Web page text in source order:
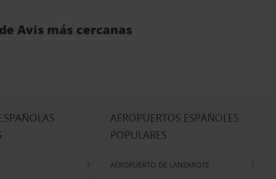
Avis más cercanas
AEROPUERTOS ESPAÑOLES
POPULARES
AEROPUERTO DE LANZAROTE